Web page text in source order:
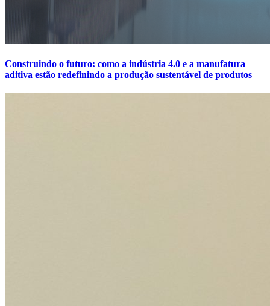
Construindo o futuro: como a indústria 4.0 e a manufatura
aditiva estão redefinindo a produção sustentável de produtos